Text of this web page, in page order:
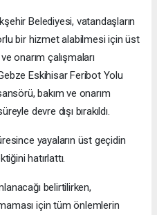
Belediyesi, vatandaşların
bir hizmet alabilmesi için üst
onarım çalışmaları
Eskihisar Feribot Yolu
bakım ve onarım
devre dışı bırakıldı.
yayaların üst geçidin
hatırlattı.
belirtilirken,
için tüm önlemlerin